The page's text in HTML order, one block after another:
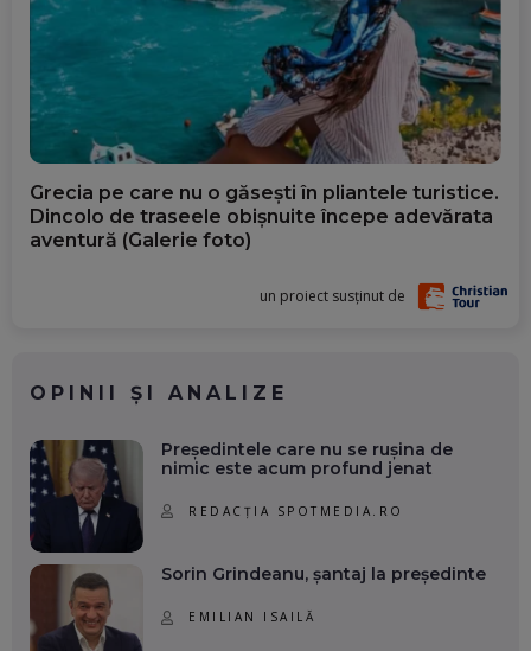
Grecia pe care nu o găsești în pliantele turistice.
Dincolo de traseele obișnuite începe adevărata
aventură (Galerie foto)
un proiect susținut de
OPINII ȘI ANALIZE
Președintele care nu se rușina de
nimic este acum profund jenat
REDACȚIA SPOTMEDIA.RO
Sorin Grindeanu, șantaj la președinte
EMILIAN ISAILĂ